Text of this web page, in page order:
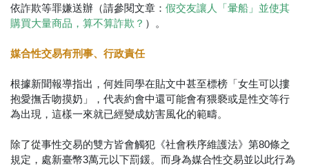
依詐欺等罪嫌送辦（請參閱文章： 假交友讓人「暈船」並使其
購買大量商品，算不算詐欺？ ）。
媒合性交易有刑事、行政責任
根據新聞報導指出，何姓同學在貼文中甚至標榜「女生可以摟
抱愛撫舌吻摸奶」，代表約會中還可能會有猥褻或是性交等行
為出現，這樣一來就已經變成妨害風化的範疇。
除了從事性交易的雙方皆會觸犯《社會秩序維護法》第80條之
規定，處新臺幣3萬元以下罰鍰。而身為媒合性交易並以此行為